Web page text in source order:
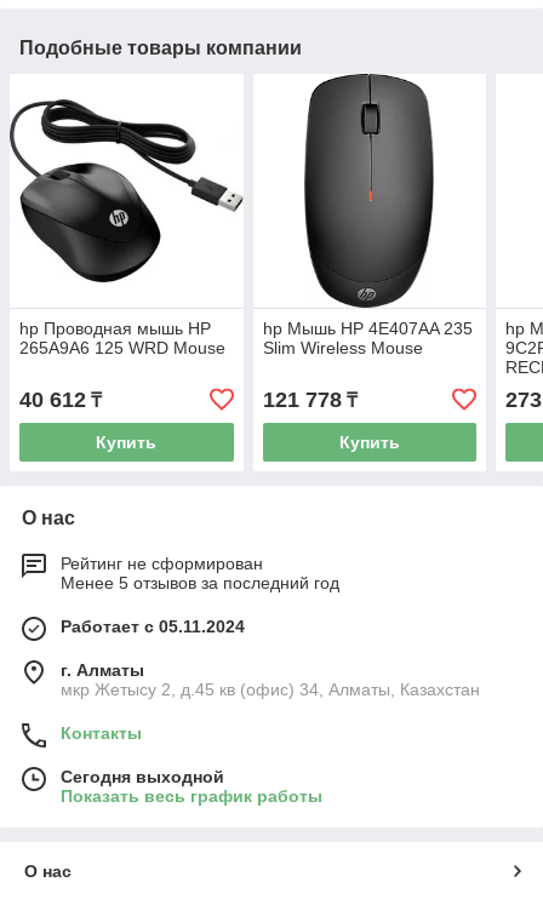
Подобные товары компании
hp Проводная мышь HP
265A9A6 125 WRD Mouse
40 612 ₸
Купить
hp Мышь HP 4E407AA 235
Slim Wireless Mouse
121 778₸
Купить
hp
О нас
Рейтинг не сформирован
Менее 5 отзывов за последний год
Работает с 05.11.2024
г. Алматы
мкр Жетысу 2, д.45 кв (офис) 34, Алматы, Казахстан
Контакты
Сегодня выходной
Показать весь график работы
О нас